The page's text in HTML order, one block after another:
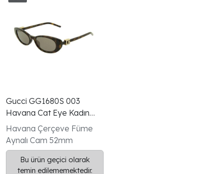
Gucci GG1680S 003
Havana Cat Eye Kadın
Güneş Gözlüğü
Havana Çerçeve Füme
Aynalı Cam 52mm
Bu ürün geçici olarak
temin edilememektedir.